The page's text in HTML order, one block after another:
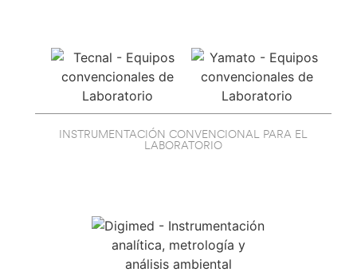
INSTRUMENTACIÓN CONVENCIONAL PARA EL
LABORATORIO